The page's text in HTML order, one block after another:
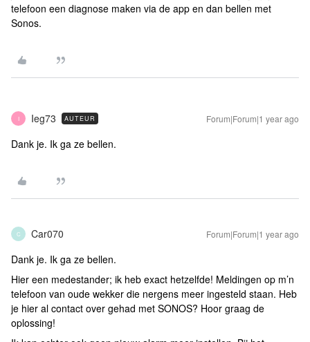
telefoon een diagnose maken via de app en dan bellen met
Sonos.
I Ieg73 AUTEUR Forum|Forum|1 year ago
Dank je. Ik ga ze bellen.
C Car070 Forum|Forum|1 year ago
Dank je. Ik ga ze bellen.
Hier een medestander; ik heb exact hetzelfde! Meldingen op m’n
telefoon van oude wekker die nergens meer ingesteld staan. Heb
je hier al contact over gehad met SONOS? Hoor graag de
oplossing!